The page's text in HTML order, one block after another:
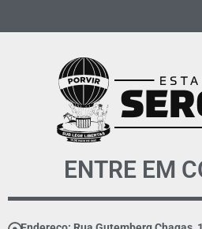
ENTRE EM